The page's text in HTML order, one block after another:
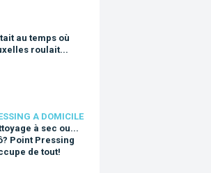
au temps où
roulait...
roulait...
A DOMICILE
à sec ou...
Point Pressing
de tout!
Pressing s'occupe de tout!